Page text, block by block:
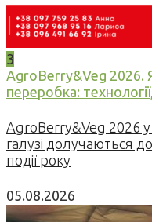
3
AgroBerry&Veg 2026.
переробка: технології,
AgroBerry&Veg 2026 у
галузі долучаються
події року
05.08.2026